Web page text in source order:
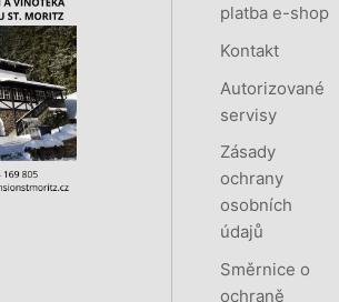
platba e-shop
Kontakt
Autorizované
servisy
Zásady
ochrany
osobních
údajů
Směrnice o
ochraně